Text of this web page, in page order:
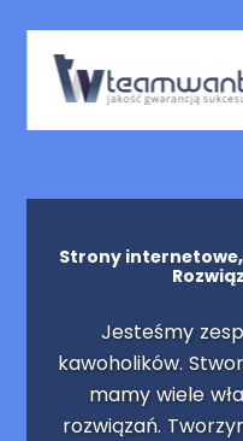
Strony
Jesteśmy
kawoholików.
mamy wiele
rozwiązań.